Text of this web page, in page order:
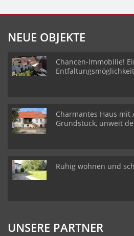
NEUE OBJEKTE
Chancen-Immobilie!
Charmantes Haus
Grundstück, unweit
Ruhig wohnen und
UNSERE PARTNER